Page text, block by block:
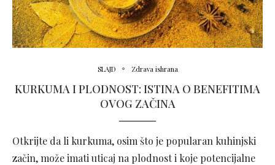
SLAJD Zdrava ishrana
KURKUMA I PLODNOST: ISTINA O BENEFITIMA
OVOG ZAČINA
Otkrijte da li kurkuma, osim što je popularan kuhinjski
začin, može imati uticaj na plodnost i koje potencijalne